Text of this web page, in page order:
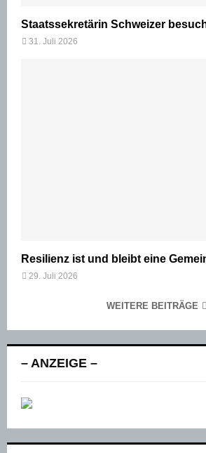
Staatssekretärin Schweizer
31. Juli 2026
Resilienz ist und bleibt eine
29. Juli 2026
WEITERE BEITRÄGE
– ANZEIGE –